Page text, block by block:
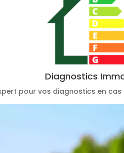
Diagnostics
pour vos diagnostics en